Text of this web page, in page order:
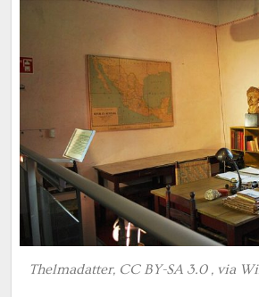
Thelmadatter, CC BY-SA 3.0 , via